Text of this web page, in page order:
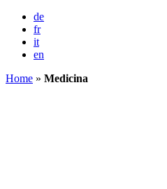
de
fr
it
en
Home » Medicina